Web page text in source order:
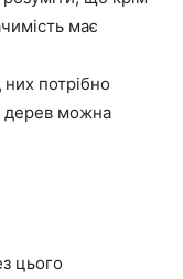
має
них потрібно
дерев можна
цього